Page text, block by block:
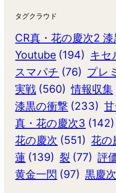
タグクラウド
CR真・花の慶次2
Youtube (194) キセ
スマパチ (76) プレ
実戦 (560) 情報収集
漆黒の衝撃 (233)
真・花の慶次3 (142)
花の慶次 (551) 花の
蓮 (139) 裂 (77) 評
黄金一閃 (97) 黒慶次